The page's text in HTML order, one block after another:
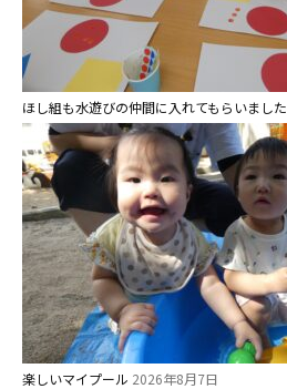
ほし組も水遊びの仲間に入れてもらいました
楽しいマイプール 2026年8月7日